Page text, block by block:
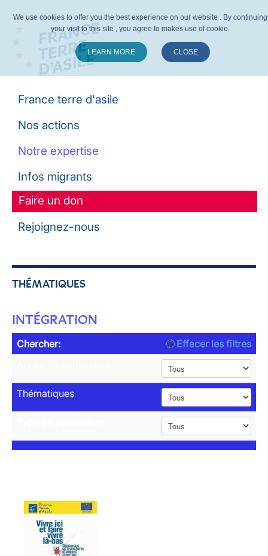
France terre d'asile
Nos actions
Notre expertise
Infos migrants
Faire un don
Rejoignez-nous
THÉMATIQUES
INTÉGRATION
Chercher:
Effacer les filtres
Thématiques
We use cookies to offer you the best experience on our website . By continuing
your visit to this site , you agree to makes use of cookie.
LEARN MORE CLOSE